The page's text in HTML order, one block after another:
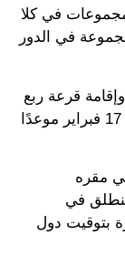
في كلا
فرق من كل مجموعة في الدور
قرعة ربع
نهائي المسابقتين سريعًا، وحدد يوم الثلاثاء 17 فبراير موعدًا
مقره
في
بتوقيت دول